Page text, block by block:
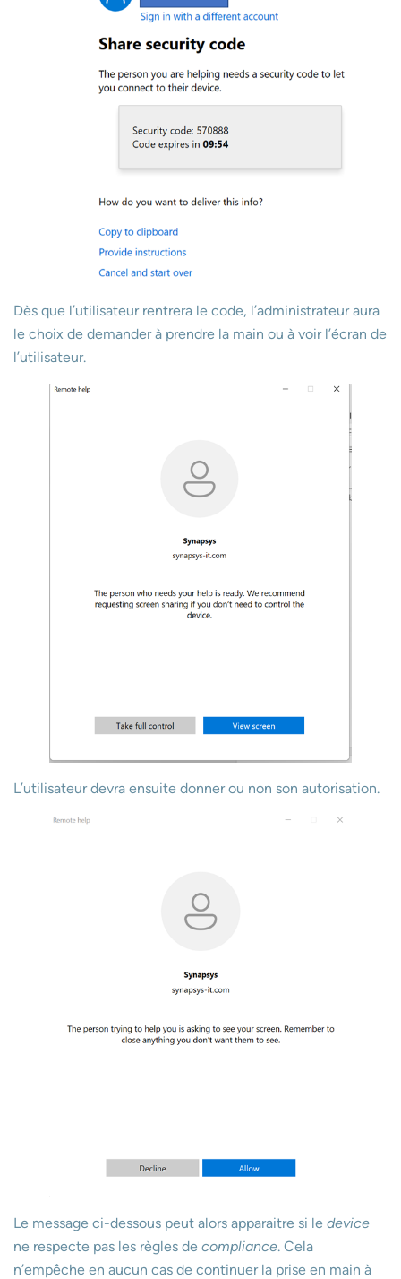
Dès que l’utilisateur rentrera le code, l’administrateur aura
le choix de demander à prendre la main ou à voir l’écran de
l’utilisateur.
L’utilisateur devra ensuite donner ou non son autorisation.
Le message ci-dessous peut alors apparaitre si le device
ne respecte pas les règles de compliance. Cela
n’empêche en aucun cas de continuer la prise en main à